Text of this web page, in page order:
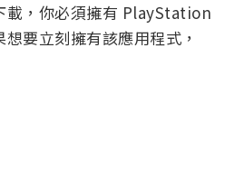
載，你必須擁有 PlayStation
要立刻擁有該應用程式，